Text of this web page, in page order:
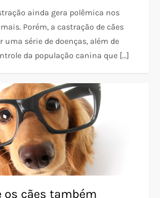
ainda gera polêmica nos
Porém, a castração de cães
uma série de doenças, além de
da população canina que […]
os cães também